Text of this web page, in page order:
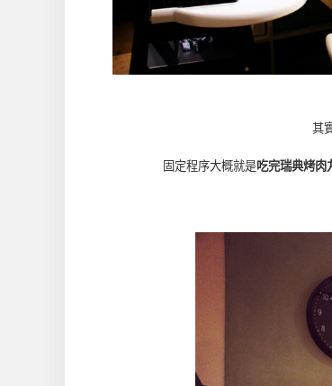
其
固定程序大概就是吃完瑞典烤肉